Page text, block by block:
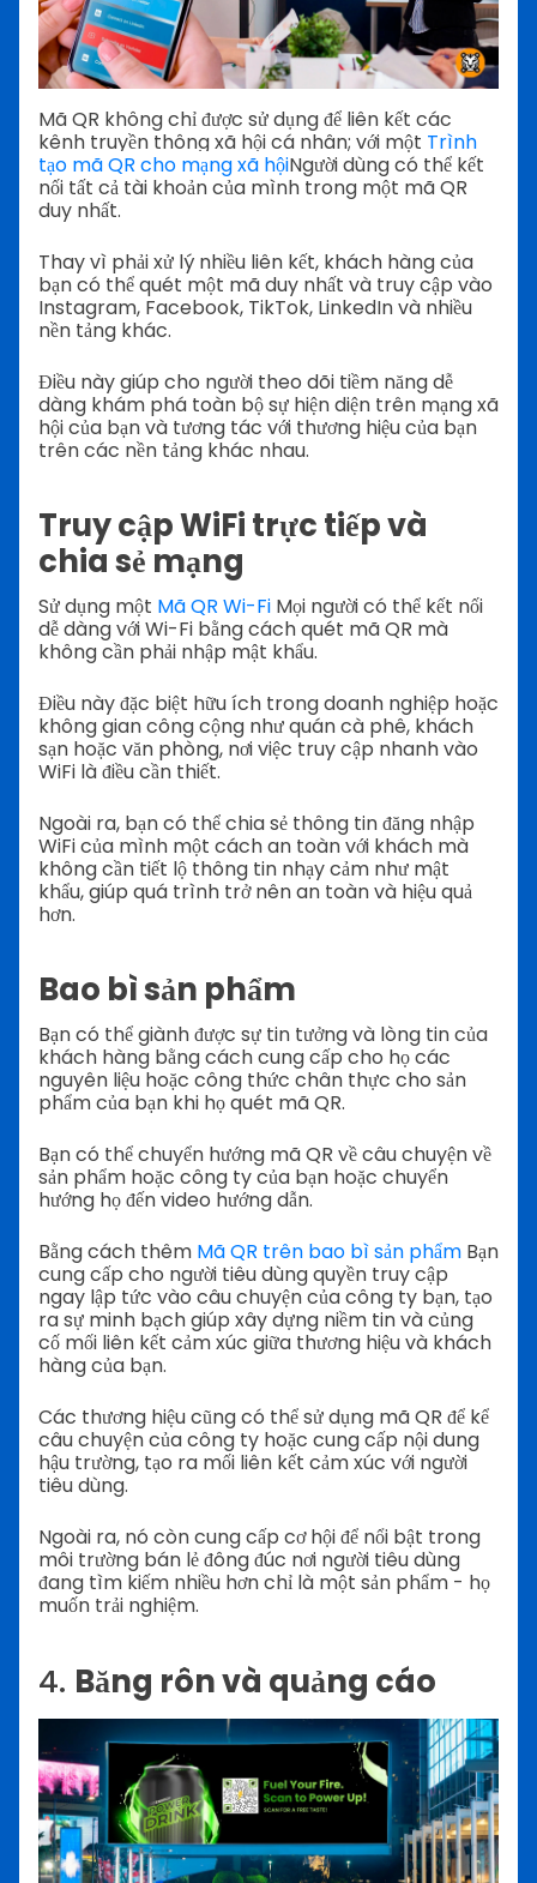
Mã QR không chỉ được sử dụng để liên kết các
kênh truyền thông xã hội cá nhân; với một Trình
tạo mã QR cho mạng xã hộiNgười dùng có thể kết
nối tất cả tài khoản của mình trong một mã QR
duy nhất.
Thay vì phải xử lý nhiều liên kết, khách hàng của
bạn có thể quét một mã duy nhất và truy cập vào
Instagram, Facebook, TikTok, LinkedIn và nhiều
nền tảng khác.
Điều này giúp cho người theo dõi tiềm năng dễ
dàng khám phá toàn bộ sự hiện diện trên mạng xã
hội của bạn và tương tác với thương hiệu của bạn
trên các nền tảng khác nhau.
Truy cập WiFi trực tiếp và
chia sẻ mạng
Sử dụng một Mã QR Wi-Fi Mọi người có thể kết nối
dễ dàng với Wi-Fi bằng cách quét mã QR mà
không cần phải nhập mật khẩu.
Điều này đặc biệt hữu ích trong doanh nghiệp hoặc
không gian công cộng như quán cà phê, khách
sạn hoặc văn phòng, nơi việc truy cập nhanh vào
WiFi là điều cần thiết.
Ngoài ra, bạn có thể chia sẻ thông tin đăng nhập
WiFi của mình một cách an toàn với khách mà
không cần tiết lộ thông tin nhạy cảm như mật
khẩu, giúp quá trình trở nên an toàn và hiệu quả
hơn.
Bao bì sản phẩm
Bạn có thể giành được sự tin tưởng và lòng tin của
khách hàng bằng cách cung cấp cho họ các
nguyên liệu hoặc công thức chân thực cho sản
phẩm của bạn khi họ quét mã QR.
Bạn có thể chuyển hướng mã QR về câu chuyện về
sản phẩm hoặc công ty của bạn hoặc chuyển
hướng họ đến video hướng dẫn.
Bằng cách thêm Mã QR trên bao bì sản phẩm Bạn
cung cấp cho người tiêu dùng quyền truy cập
ngay lập tức vào câu chuyện của công ty bạn, tạo
ra sự minh bạch giúp xây dựng niềm tin và củng
cố mối liên kết cảm xúc giữa thương hiệu và khách
hàng của bạn.
Các thương hiệu cũng có thể sử dụng mã QR để kể
câu chuyện của công ty hoặc cung cấp nội dung
hậu trường, tạo ra mối liên kết cảm xúc với người
tiêu dùng.
Ngoài ra, nó còn cung cấp cơ hội để nổi bật trong
môi trường bán lẻ đông đúc nơi người tiêu dùng
đang tìm kiếm nhiều hơn chỉ là một sản phẩm - họ
muốn trải nghiệm.
4. Băng rôn và quảng cáo